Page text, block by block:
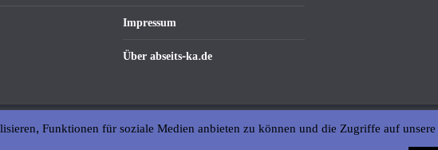
Impressum
Über abseits-ka.de
Funktionen für soziale Medien anbieten zu können und die Zugriffe auf